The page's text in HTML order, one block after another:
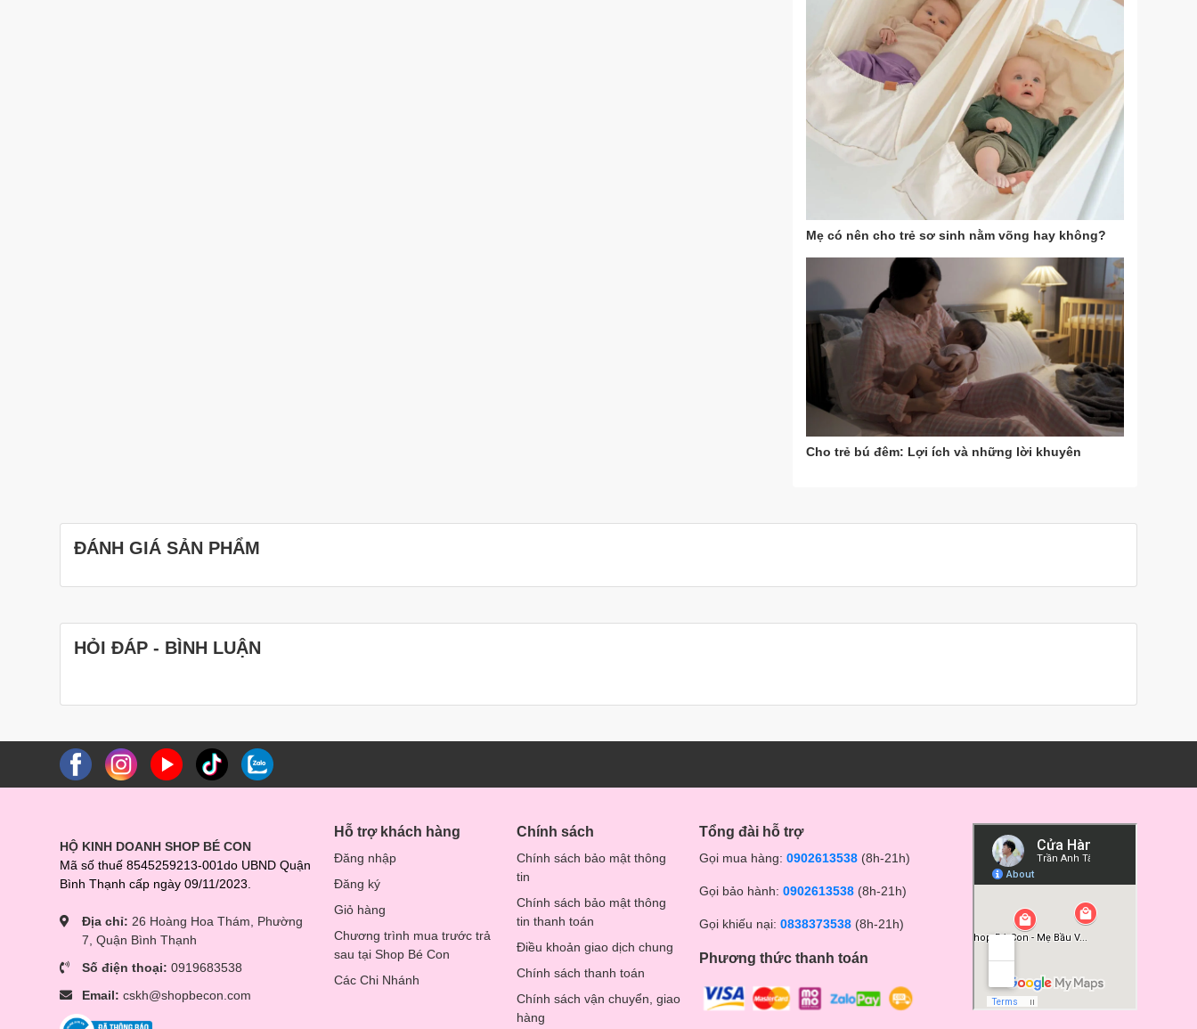
Mẹ có nên cho trẻ sơ sinh nằm võng hay không?
Cho trẻ bú đêm: Lợi ích và những lời khuyên
ĐÁNH GIÁ SẢN PHẨM
HỎI ĐÁP - BÌNH LUẬN
HỘ KINH DOANH SHOP BÉ CON
Mã số thuế 8545259213-001do UBND Quận
Bình Thạnh cấp ngày 09/11/2023.
Địa chỉ: 26 Hoàng Hoa Thám, Phường
7, Quận Bình Thạnh
Số điện thoại: 0919683538
Email: cskh@shopbecon.com
Hỗ trợ khách hàng
Đăng nhập
Đăng ký
Giỏ hàng
Chương trình mua trước trả
sau tại Shop Bé Con
Các Chi Nhánh
Chính sách
Chính sách bảo mật thông
tin
Chính sách bảo mật thông
tin thanh toán
Điều khoản giao dịch chung
Chính sách thanh toán
Chính sách vận chuyển, giao
hàng
Tổng đài hỗ trợ
Gọi mua hàng: 0902613538 (8h-21h)
Gọi bảo hành: 0902613538 (8h-21h)
Gọi khiếu nại: 0838373538 (8h-21h)
Phương thức thanh toán